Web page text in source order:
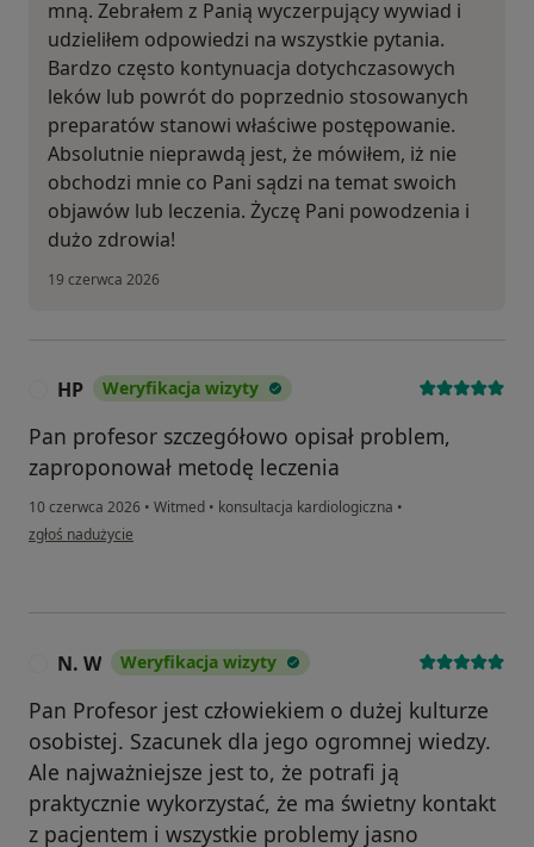
mną. Zebrałem z Panią wyczerpujący wywiad i
udzieliłem odpowiedzi na wszystkie pytania.
Bardzo często kontynuacja dotychczasowych
leków lub powrót do poprzednio stosowanych
preparatów stanowi właściwe postępowanie.
Absolutnie nieprawdą jest, że mówiłem, iż nie
obchodzi mnie co Pani sądzi na temat swoich
objawów lub leczenia. Życzę Pani powodzenia i
dużo zdrowia!
19 czerwca 2026
HP Weryfikacja wizyty
Pan profesor szczegółowo opisał problem,
zaproponował metodę leczenia
10 czerwca 2026 • Witmed • konsultacja kardiologiczna •
w opinii użytkownika HP
zgłoś nadużycie
N. W Weryfikacja wizyty
Pan Profesor jest człowiekiem o dużej kulturze
osobistej. Szacunek dla jego ogromnej wiedzy.
Ale najważniejsze jest to, że potrafi ją
praktycznie wykorzystać, że ma świetny kontakt
z pacjentem i wszystkie problemy jasno